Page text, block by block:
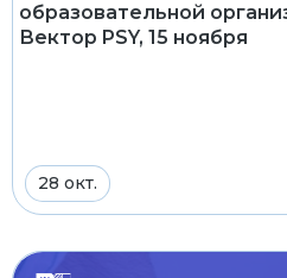
образовательной
Вектор PSY, 15 ноября
28 окт.